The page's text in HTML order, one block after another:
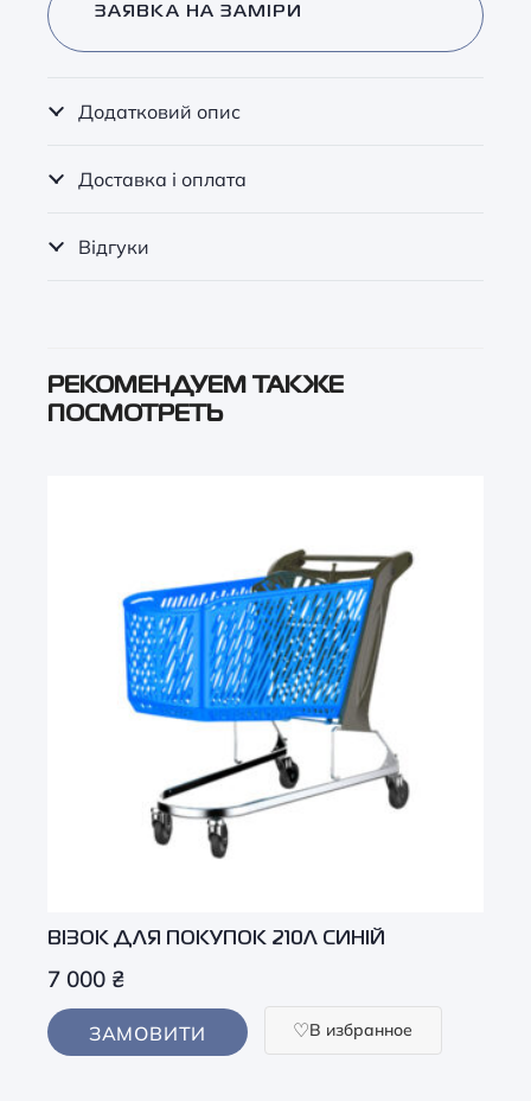
ЗАЯВКА НА ЗАМІРИ
Додатковий опис
Доставка і оплата
Відгуки
РЕКОМЕНДУЕМ ТАКЖЕ
ПОСМОТРЕТЬ
ВІЗОК ДЛЯ ПОКУПОК 210Л СИНІЙ
7 000 ₴
ЗАМОВИТИ В избранное